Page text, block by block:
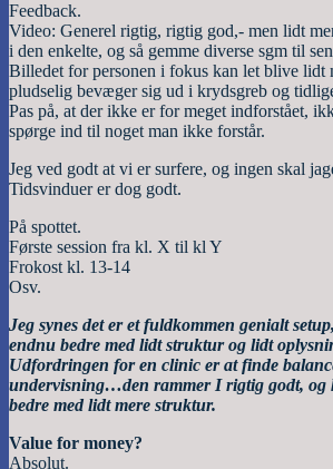
Feedback.
Video: Generel rigtig, rigtig god,- men lidt
i den enkelte, og så gemme diverse sgm til
Billedet for personen i fokus kan let blive lidt
pludselig bevæger sig ud i krydsgreb og
Pas på, at der ikke er for meget indforstået,
spørge ind til noget man ikke forstår.
Jeg ved godt at vi er surfere, og ingen skal
Tidsvinduer er dog godt.
På spottet.
Første session fra kl. X til kl Y
Frokost kl. 13-14
Osv.
Jeg synes det er et fuldkommen genialt
endnu bedre med lidt struktur og lidt
Udfordringen for en clinic er at finde
undervisning…den rammer I rigtig godt, og
bedre med lidt mere struktur.
Value for money?
Absolut.